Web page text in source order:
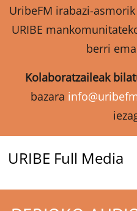
UribeFM irabazi-
URIBE
berri
Kolaboratzaileak
bazara
URIBE Full Media